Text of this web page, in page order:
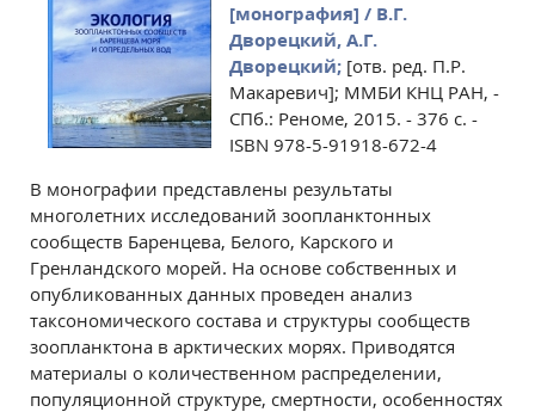
[монография] / В.Г.
Дворецкий, А.Г.
Дворецкий; [отв. ред. П.Р.
Макаревич]; ММБИ КНЦ РАН, -
СПб.: Реноме, 2015. - 376 с. -
ISBN 978-5-91918-672-4
В монографии представлены результаты
многолетних исследований зоопланктонных
сообществ Баренцева, Белого, Карского и
Гренландского морей. На основе собственных и
опубликованных данных проведен анализ
таксономического состава и структуры сообществ
зоопланктона в арктических морях. Приводятся
материалы о количественном распределении,
популяционной структуре, смертности, особенностях